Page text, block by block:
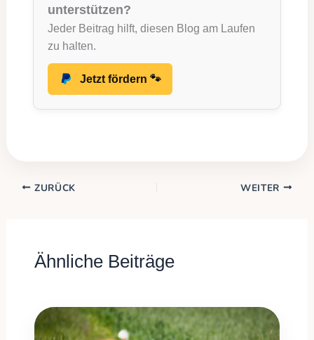
unterstützen?
Jeder Beitrag hilft, diesen Blog am Laufen
zu halten.
Jetzt fördern 🐾
ZURÜCK WEITER
Ähnliche Beiträge